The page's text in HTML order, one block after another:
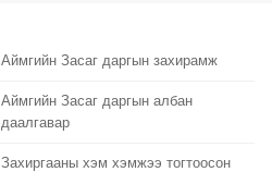
Аймгийн Засаг даргын захирамж
Аймгийн Засаг даргын албан
даалгавар
Захиргааны хэм хэмжээ тогтоосон